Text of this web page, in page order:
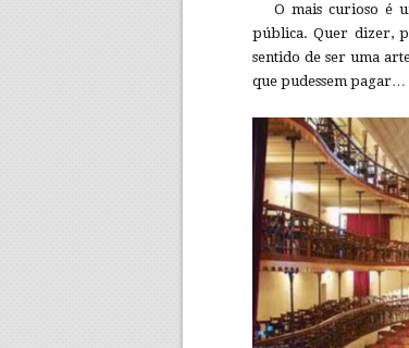
O mais curioso é
pública. Quer dizer,
sentido de ser uma
que pudessem pagar…